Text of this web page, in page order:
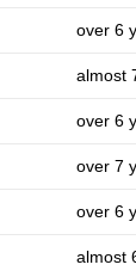
over 6
almost
over 6
over 7
over 6
almost